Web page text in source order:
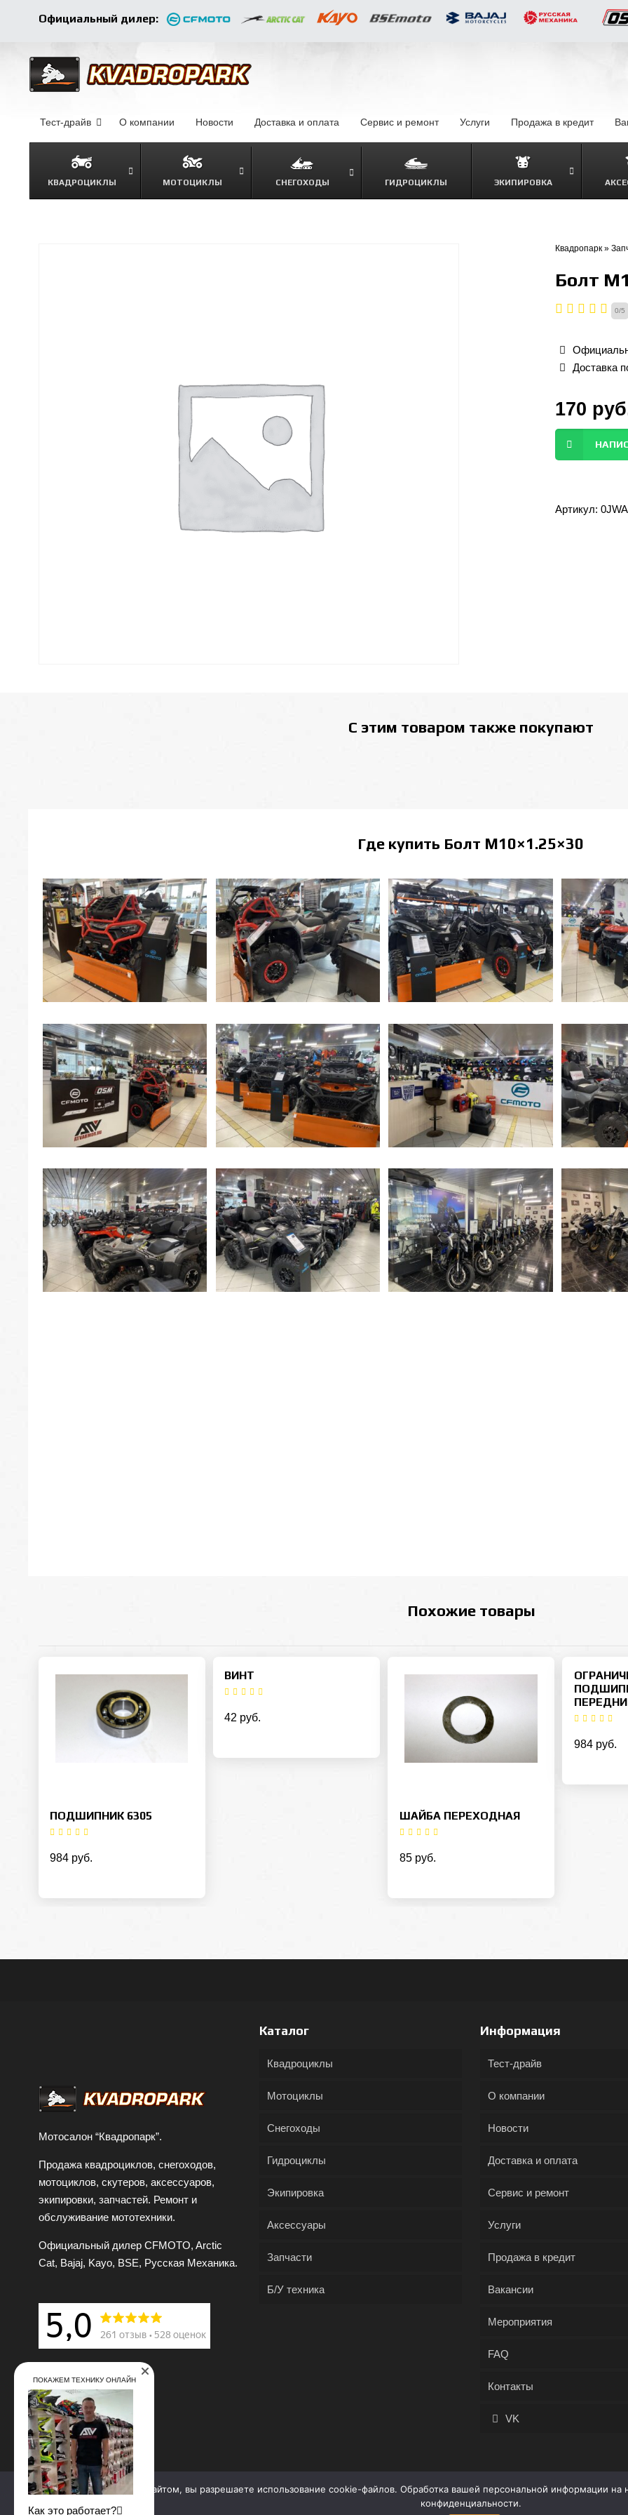
Официальный дилер:
Тест-драйв О компании Новости Доставка и оплата Сервис и ремонт Услуги Продажа в кредит–
КВАДРОЦИКЛЫ МОТОЦИКЛЫ СНЕГОХОДЫ
ГИДРОЦИКЛЫ
ЭКИПИРОВКА
Квадропарк »
Болт
0/5
Доставка
170
Артикул:
С этим товаром также покупают
Где купить Болт M10×1.25×30
Похожие товары
ПОДШИПНИК 6305
984 руб.
ВИНТ
42 руб.
ШАЙБА ПЕРЕХОДНАЯ
85 руб.
984 руб.
Мотосалон “Квадропарк”.
Продажа квадроциклов, снегоходов,
мотоциклов, скутеров, аксессуаров,
экипировки, запчастей. Ремонт и
обслуживание мототехники.
Официальный дилер CFMOTO, Arctic
Cat, Bajaj, Kayo, BSE, Русская Механика.
Каталог
Квадроциклы
Мотоциклы
Снегоходы
Гидроциклы
Экипировка
Аксессуары
Запчасти
Б/У техника
Информация
Тест-драйв
О компании
Новости
Доставка и оплата
Сервис и ремонт
Услуги
Продажа в кредит
Вакансии
Мероприятия
FAQ
Контакты
VK
© 2009—2025. Квадропарк. Все права защищены.
Продолжая работу с сайтом, вы разрешаете использование cookie-файлов. Обработка вашей персональной информации на
конфиденциальности.
ПОКАЖЕМ ТЕХНИКУ ОНЛАЙН
Как это работает?